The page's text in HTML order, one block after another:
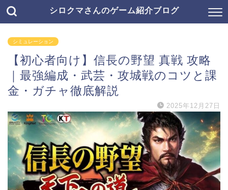
シロクマさんのゲーム紹介ブログ
シミュレーション
【初心者向け】信長の野望 真戦 攻略
｜最強編成・武芸・攻城戦のコツと課
金・ガチャ徹底解説
2025年12月27日